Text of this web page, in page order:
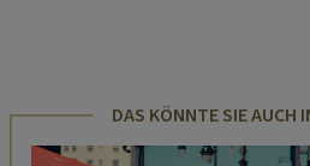
DAS KÖNNTE SIE AUCH